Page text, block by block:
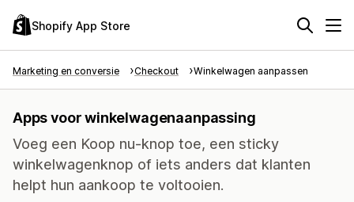
Shopify App Store
Marketing en conversie Checkout Winkelwagen aanpassen
Apps voor winkelwagenaanpassing
Voeg een Koop nu-knop toe, een sticky
winkelwagenknop of iets anders dat klanten
helpt hun aankoop te voltooien.